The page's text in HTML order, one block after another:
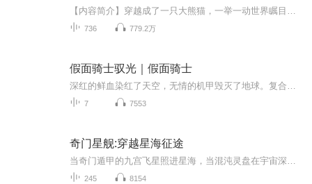
736 779.2万
假面骑士驭光｜假面骑士
7 7553
奇门星舰:穿越星海征途
245 8154